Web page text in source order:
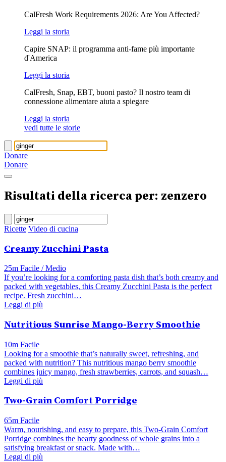
CalFresh Work Requirements 2026: Are You Affected?
Leggi la storia
Capire SNAP: il programma anti-fame più importante
d'America
Leggi la storia
CalFresh, Snap, EBT, buoni pasto? Il nostro team di
connessione alimentare aiuta a spiegare
Leggi la storia
vedi tutte le storie
Donare
Donare
Risultati della ricerca per: zenzero
Ricette Video di cucina
Creamy Zucchini Pasta
25m Facile / Medio
If you’re looking for a comforting pasta dish that’s both creamy and
packed with vegetables, this Creamy Zucchini Pasta is the perfect
recipe. Fresh zucchini…
Leggi di più
Nutritious Sunrise Mango-Berry Smoothie
10m Facile
Looking for a smoothie that’s naturally sweet, refreshing, and
packed with nutrition? This nutritious mango berry smoothie
combines juicy mango, fresh strawberries, carrots, and squash…
Leggi di più
Two-Grain Comfort Porridge
65m Facile
Warm, nourishing, and easy to prepare, this Two-Grain Comfort
Porridge combines the hearty goodness of whole grains into a
satisfying breakfast or snack. Made with…
Leggi di più